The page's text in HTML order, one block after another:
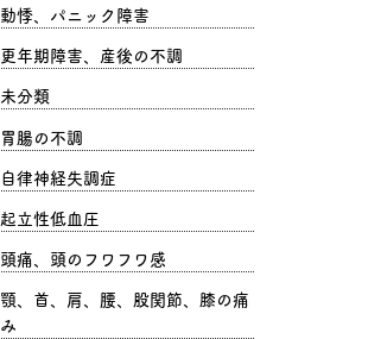
動悸、パニック障害
更年期障害、産後の不調
未分類
胃腸の不調
自律神経失調症
起立性低血圧
頭痛、頭のフワフワ感
顎、首、肩、腰、股関節、膝の痛
み